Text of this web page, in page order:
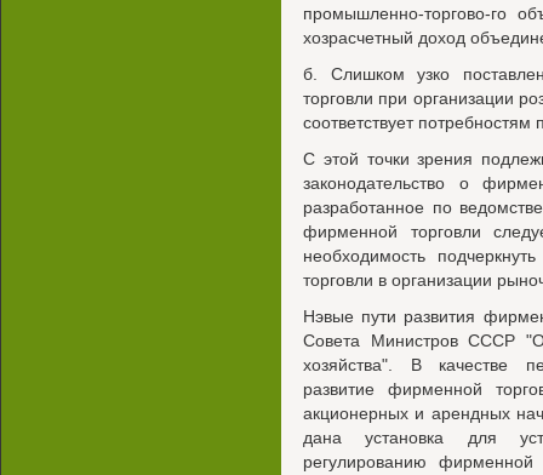
промышленно-торгово-го
хозрасчетный доход
б. Слишком узко
торговли при организации
соответствует
С этой точки зрения
законодательство о
разработанное по
фирменной торговли
необходимость
торговли в организации
Нэвые пути развития
Совета Министров СССР
хозяйства". В качестве
развитие фирменной
акционерных и арендных
дана установка для
регулированию